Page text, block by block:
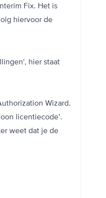
Fix. Het is
hiervoor de
hier staat
Wizard.
licentiecode’.
weet dat je de